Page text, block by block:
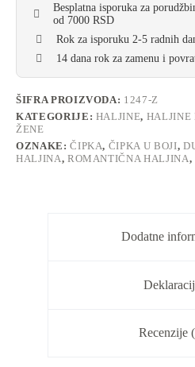
Besplatna isporuka za
od 7000 RSD
Rok za isporuku 2-5 radnih
14 dana rok za zamenu i
ŠIFRA PROIZVODA: 1247-Z
KATEGORIJE: HALJINE, HALJINE
ŽENE
OZNAKE:ČIPKA, ČIPKA U BOJI,
HALJINA, ROMANTIČNA HALJINA,
Dodatne
Recenzije